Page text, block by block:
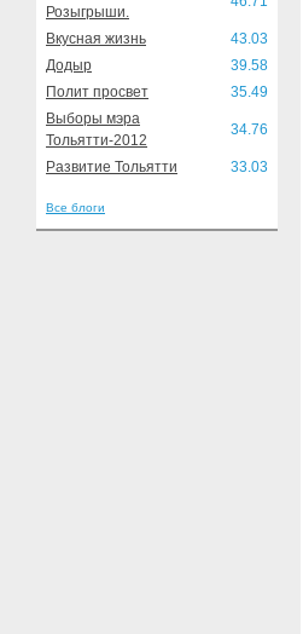
Розыгрыши.
Вкусная жизнь
43.03
Додыр
39.58
Полит просвет
35.49
Выборы мэра
Тольятти-2012
34.76
Развитие Тольятти 33.03
Все блоги